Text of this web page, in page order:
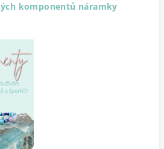
komponentů náramky